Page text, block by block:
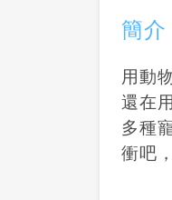
簡介
用動
還在
多種
衝吧